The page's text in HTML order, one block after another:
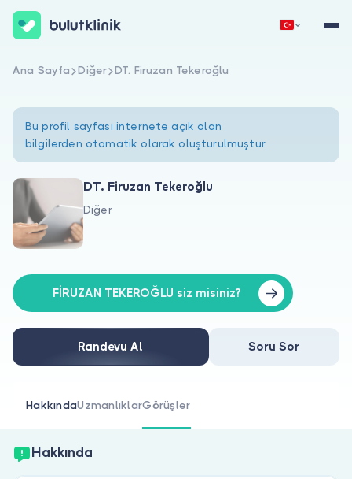
Hakkımızda
Doktorlar için
Doktor musunuz?
Hemen Kaydol
Ana Sayfa Diğer DT. Firuzan Tekeroğlu
Bu profil sayfası internete açık olan
bilgilerden otomatik olarak oluşturulmuştur.
DT. Firuzan Tekeroğlu
Diğer
FİRUZAN TEKEROĞLU siz misiniz?
Randevu Al Soru Sor
HakkındaUzmanlıklarGörüşler
Hakkında